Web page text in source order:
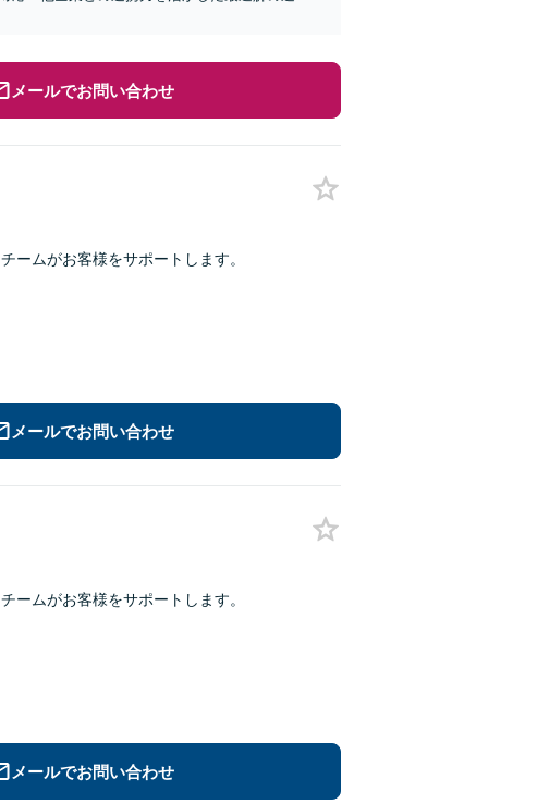
メールでお問い合わせ
ームがお客様をサポートします。
メールでお問い合わせ
ームがお客様をサポートします。
メールでお問い合わせ